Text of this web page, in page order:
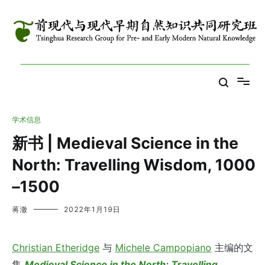
前现代与现代早期自然知识共同研究班
学术信息
新书 | Medieval Science in the
North: Travelling Wisdom, 1000
–1500
蒋澈 2022年1月19日
Christian Etheridge 与 Michele Campopiano 主编的文